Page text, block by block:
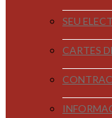
SEU
CARTES